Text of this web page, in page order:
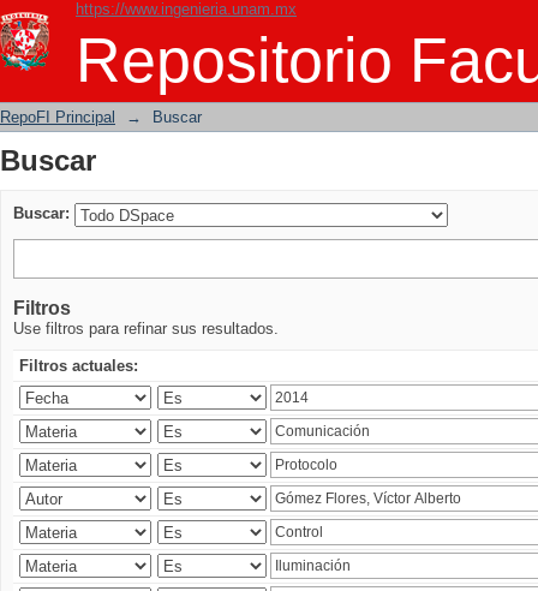
https://www.ingenieria.unam.mx
Repositorio
Buscar
RepoFI Principal → Buscar
Buscar
Buscar:
Filtros
Use filtros para refinar sus resultados.
Filtros actuales: